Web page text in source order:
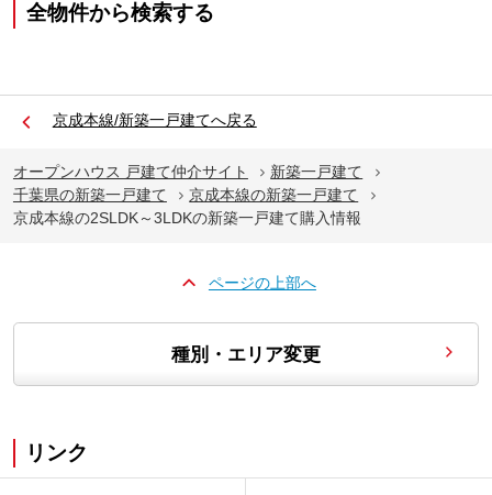
全物件から検索する
京成本線/新築一戸建てへ戻る
オープンハウス 戸建て仲介サイト
新築一戸建て
千葉県の新築一戸建て
京成本線の新築一戸建て
京成本線の2SLDK～3LDKの新築一戸建て購入情報
ページの上部へ
種別・エリア変更
リンク